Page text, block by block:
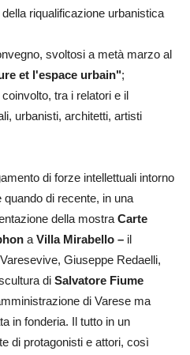
riqualificazione urbanistica
svoltosi a metà marzo al
et l'espace urbain";
tra i relatori e il
urbanisti, architetti, artisti
di forze intellettuali intorno
di recente, in una
della mostra Carte
a Villa Mirabello – il
Giuseppe Redaelli,
di Salvatore Fiume
di Varese ma
in fonderia. Il tutto in un
di protagonisti e attori, così